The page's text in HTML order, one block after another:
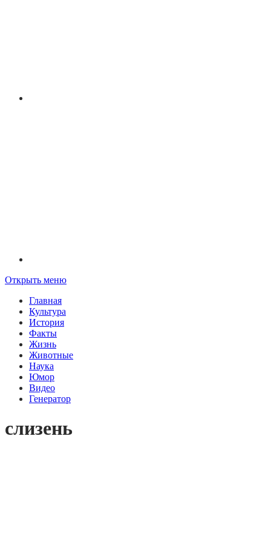
Открыть меню
Главная
Культура
История
Факты
Жизнь
Животные
Наука
Юмор
Видео
Генератор
слизень